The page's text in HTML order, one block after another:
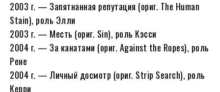
2003 г. — Запятнанная репутация (ориг. The Human
Stain), роль Элли
2003 г. — Месть (ориг. Sin), роль Кэсси
2004 г. — За канатами (ориг. Against the Ropes), роль
Рене
2004 г. — Личный досмотр (ориг. Strip Search), роль
Керри